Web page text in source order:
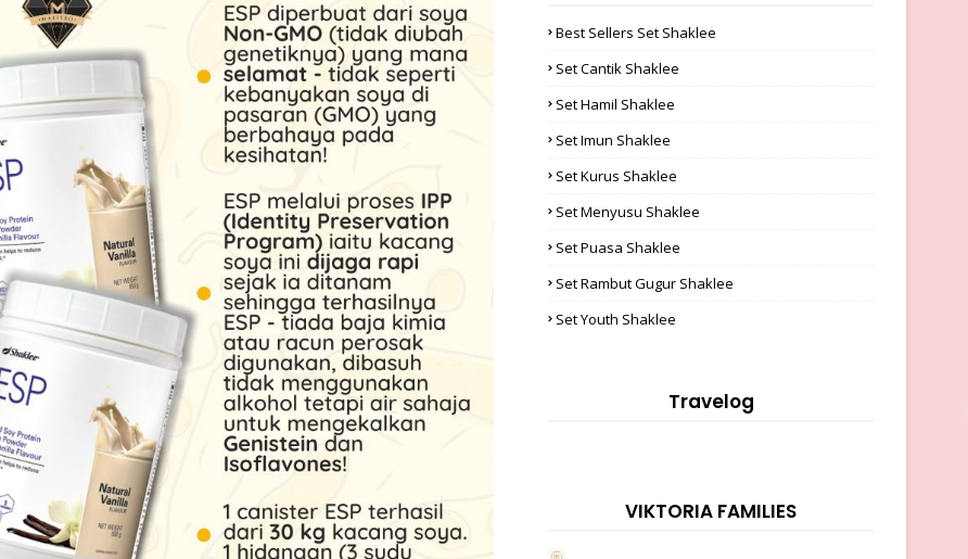
Best Sellers Set Shaklee
Set Cantik Shaklee
Set Hamil Shaklee
Set Imun Shaklee
Set Kurus Shaklee
Set Menyusu Shaklee
Set Puasa Shaklee
Set Rambut Gugur Shaklee
Set Youth Shaklee
Travelog
VIKTORIA FAMILIES